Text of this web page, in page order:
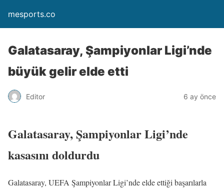
mesports.co
Galatasaray, Şampiyonlar Ligi’nde
büyük gelir elde etti
Editor 6 ay önce
Galatasaray, Şampiyonlar Ligi’nde
kasasını doldurdu
Galatasaray, UEFA Şampiyonlar Ligi’nde elde ettiği başarılarla